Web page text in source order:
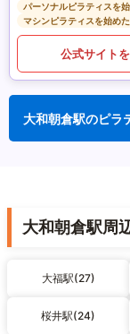
パーソナルピラティスを
マシンピラティスを始め
公式サイト
大和朝倉駅のピラ
大和朝倉駅周
大福駅(27)
桜井駅(24)